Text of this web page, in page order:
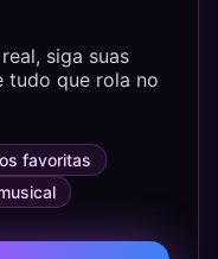
siga suas
tudo que rola no
favoritas